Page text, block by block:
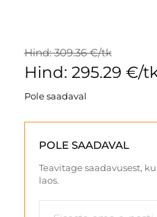
Hind: 309.36 €/tk
Hind: 295.29 €/
Pole saadaval
POLE SAADAVAL
Teavitage saadavusest,
laos.